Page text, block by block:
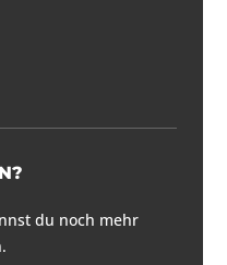
du noch mehr